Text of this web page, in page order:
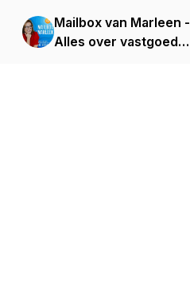
Mailbox van Marleen -
Alles over vastgoed